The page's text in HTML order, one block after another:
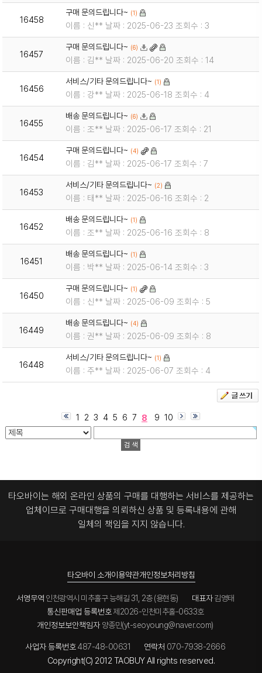
16458
구매 문의드립니다~ (1)
이름 : 신** 날짜 : 2025-06-23 조회수 : 3
16457
구매 문의드립니다~ (6)
이름 : 김** 날짜 : 2025-06-20 조회수 : 14
16456
서비스/기타 문의드립니다~ (1)
이름 : 강** 날짜 : 2025-06-18 조회수 : 4
16455
배송 문의드립니다~ (6)
이름 : 조** 날짜 : 2025-06-17 조회수 : 21
16454
구매 문의드립니다~ (4)
이름 : 김** 날짜 : 2025-06-17 조회수 : 7
16453
서비스/기타 문의드립니다~ (2)
이름 : 태** 날짜 : 2025-06-16 조회수 : 2
16452
배송 문의드립니다~ (1)
이름 : 조** 날짜 : 2025-06-16 조회수 : 8
16451
배송 문의드립니다~ (1)
이름 : 박** 날짜 : 2025-06-14 조회수 : 3
16450
구매 문의드립니다~ (1)
이름 : 신** 날짜 : 2025-06-09 조회수 : 5
16449
배송 문의드립니다~ (4)
이름 : 권** 날짜 : 2025-06-09 조회수 : 8
16448
서비스/기타 문의드립니다~ (1)
이름 : 주** 날짜 : 2025-06-07 조회수 : 4
1 2 3 4 5 6 7 8 9 10
타오바이는 해외 온라인 상품의 구매를 대행하는 서비스를 제공하는
업체이므로 구매대행을 의뢰하신 상품 및 등록내용에 관해
일체의 책임을 지지 않습니다.
타오바이 소개이용약관개인정보처리방침
서영무역 인천광역시 미추홀구 능해길 31, 2층 (용현동) 대표자김영태
통신판매업 등록번호제2026-인천미추홀-0633호
개인정보보안책임자 양종민(yt-seoyoung@naver.com)
사업자 등록번호487-48-00631 연락처 070-7938-2666
Copyright(C) 2012 TAOBUY All rights reserved.